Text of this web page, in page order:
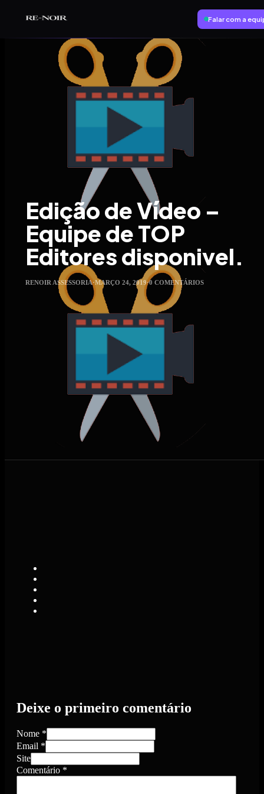
Falar com a
Edição de Vídeo –
Equipe de TOP
Editores disponivel.
RENOIR ASSESSORIA·MARÇO 24, 2019·0 COMENTÁRIOS
Deixe o primeiro comentário
Nome *
Email *
Site
Comentário *